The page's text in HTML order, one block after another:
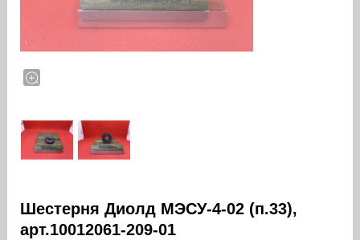
Шестерня Диолд МЭСУ-4-02 (п.33),
арт.10012061-209-01